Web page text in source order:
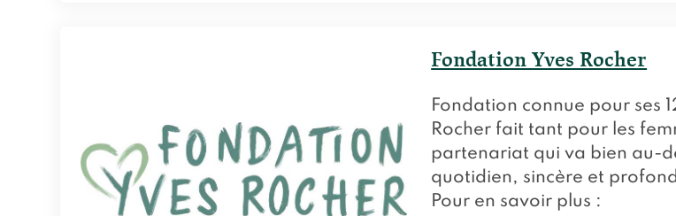
Fondation Yves Rocher
Fondation connue pour ses
Rocher fait tant pour les
partenariat qui va bien au-
quotidien, sincère et
Pour en savoir plus :